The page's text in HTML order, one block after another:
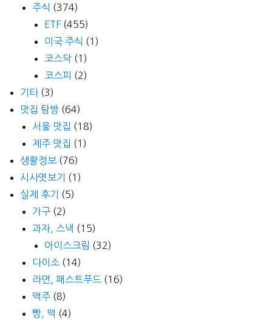
주식 (374)
ETF (455)
미국 주식 (1)
코스닥 (1)
코스피 (2)
기타(3)
맛집 탐방 (64)
서울 맛집 (18)
제주 맛집 (1)
생활정보 (76)
시사엿보기
(1)
실제 후기
(5)
가구 (2)
과자, 스낵 (15)
아이스크림 (32)
다이소 (14)
라면, 패스트푸드 (16)
맥주 (8)
빵, 떡 (4)